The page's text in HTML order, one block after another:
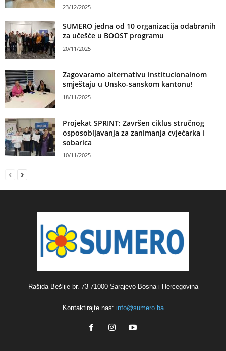
23/12/2025
SUMERO jedna od 10 organizacija odabranih
za učešće u BOOST programu
20/11/2025
Zagovaramo alternativu institucionalnom
smještaju u Unsko-sanskom kantonu!
18/11/2025
Projekat SPRINT: Završen ciklus stručnog
osposobljavanja za zanimanja cvjećarka i
sobarica
10/11/2025
Rašida Bešlije br. 73 71000 Sarajevo Bosna i Hercegovina
Kontaktirajte nas: info@sumero.ba